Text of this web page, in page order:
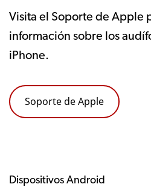
Visita el Soporte de Apple
información sobre los
iPhone.
Soporte de Apple
Dispositivos Android